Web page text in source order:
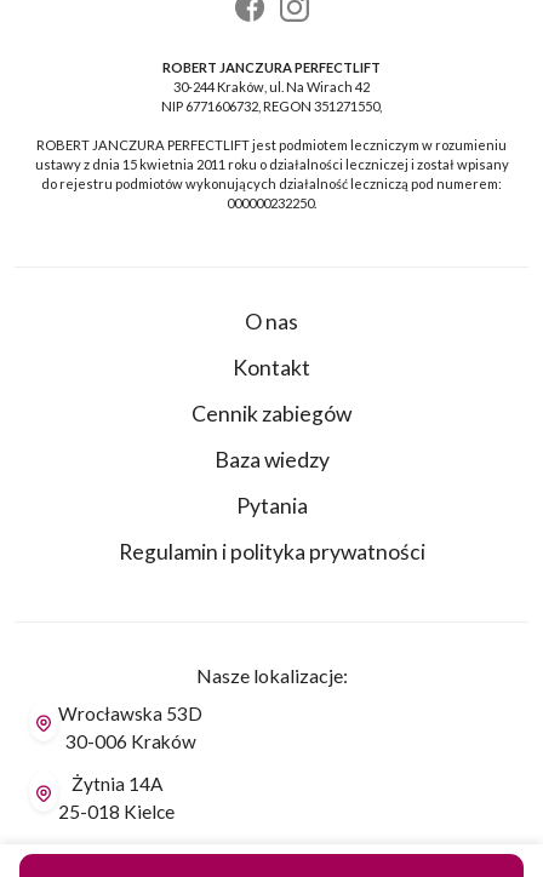
ROBERT JANCZURA PERFECTLIFT
30-244 Kraków, ul. Na Wirach 42
NIP 6771606732, REGON 351271550,
ROBERT JANCZURA PERFECTLIFT jest podmiotem leczniczym w rozumieniu
ustawy z dnia 15 kwietnia 2011 roku o działalności leczniczej i został wpisany
do rejestru podmiotów wykonujących działalność leczniczą pod numerem:
000000232250.
O nas
Kontakt
Cennik zabiegów
Baza wiedzy
Pytania
Regulamin i polityka prywatności
Nasze lokalizacje:
Wrocławska 53D
30-006 Kraków
Żytnia 14A
25-018 Kielce